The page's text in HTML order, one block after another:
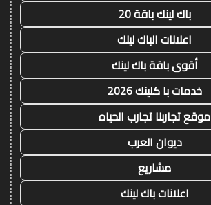
باك لينك باقة 20
اعلانات الباك لينك
أقوى باقة باك لينك
خدمات با كلينك 2026
موقع تجاربنا تجارب الحياه
ديوان العرب
مشاريع
اعلانات باك لينك